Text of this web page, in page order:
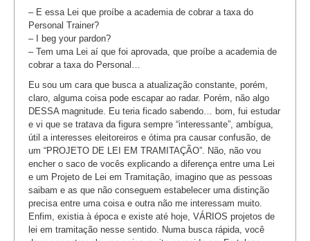
– E essa Lei que proíbe a academia de cobrar a taxa do
Personal Trainer?
– I beg your pardon?
– Tem uma Lei aí que foi aprovada, que proíbe a academia de
cobrar a taxa do Personal…
Eu sou um cara que busca a atualização constante, porém,
claro, alguma coisa pode escapar ao radar. Porém, não algo
DESSA magnitude. Eu teria ficado sabendo… bom, fui estudar
e vi que se tratava da figura sempre “interessante”, ambígua,
útil a interesses eleitoreiros e ótima pra causar confusão, de
um “PROJETO DE LEI EM TRAMITAÇÃO”. Não, não vou
encher o saco de vocês explicando a diferença entre uma Lei
e um Projeto de Lei em Tramitação, imagino que as pessoas
saibam e as que não conseguem estabelecer uma distinção
precisa entre uma coisa e outra não me interessam muito.
Enfim, existia à época e existe até hoje, VÁRIOS projetos de
lei em tramitação nesse sentido. Numa busca rápida, você